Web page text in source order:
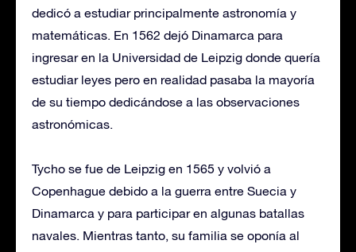
dedicó a estudiar principalmente astronomía y
matemáticas. En 1562 dejó Dinamarca para
ingresar en la Universidad de Leipzig donde quería
estudiar leyes pero en realidad pasaba la mayoría
de su tiempo dedicándose a las observaciones
astronómicas.
Tycho se fue de Leipzig en 1565 y volvió a
Copenhague debido a la guerra entre Suecia y
Dinamarca y para participar en algunas batallas
navales. Mientras tanto, su familia se oponía al